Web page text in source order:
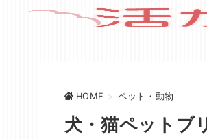
HOME > ペット・動物
犬・猫ペットブ